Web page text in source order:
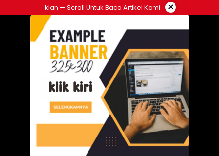
ke
Iklan — Scroll Untuk Baca Artikel Kami ×